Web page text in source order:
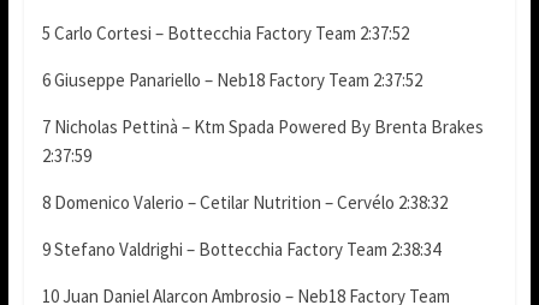
5 Carlo Cortesi – Bottecchia Factory Team 2:37:52
6 Giuseppe Panariello – Neb18 Factory Team 2:37:52
7 Nicholas Pettinà – Ktm Spada Powered By Brenta Brakes
2:37:59
8 Domenico Valerio – Cetilar Nutrition – Cervélo 2:38:32
9 Stefano Valdrighi – Bottecchia Factory Team 2:38:34
10 Juan Daniel Alarcon Ambrosio – Neb18 Factory Team